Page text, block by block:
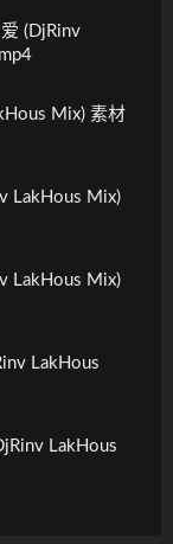
(DjRinv
Mix) 素材
LakHous Mix)
LakHous Mix)
LakHous
LakHous